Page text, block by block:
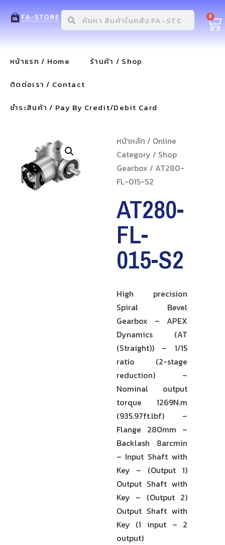
0
หน้าแรก / Home
ร้านค้า / Shop
ติดต่อเรา / Contact
ชำระสินค้า / Pay By Credit/Debit Card
หน้าหลัก / Online
Category / Shop
Gearbox / AT280-
FL-015-S2
AT280-
FL-
015-S2
High precision
Spiral Bevel
Gearbox – APEX
Dynamics (AT
(Straight)) – 1/15
ratio (2-stage
reduction) –
Nominal output
torque 1269N.m
(935.97ft.lbf) –
Flange 280mm –
Backlash 8arcmin
– Input Shaft with
Key – (Output 1)
Output Shaft with
Key – (Output 2)
Output Shaft with
Key (1 input – 2
output)